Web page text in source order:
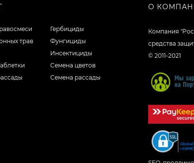
трав
Гербициды
Фунгициды
Инсектициды
Семена цветов
Семена рассады
О
Компания
средства
© 2011-2021